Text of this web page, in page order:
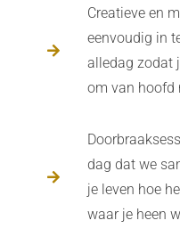
Creatieve en
eenvoudig in
alledag zodat
om van hoofd
dag dat we
je leven hoe
waar je heen